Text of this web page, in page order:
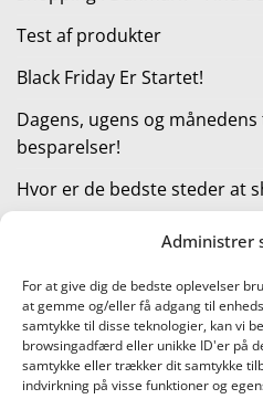
Administrer
For at give dig de bedste oplevelser
at gemme og/eller få adgang til
samtykke til disse teknologier, kan vi
browsingadfærd eller unikke ID'er på
samtykke eller trækker dit samtykke
indvirkning på visse funktioner og
Test af produkter
Black Friday Er Startet!
Dagens, ugens og
besparelser!
Hvor er de bedste steder at
Kategorier